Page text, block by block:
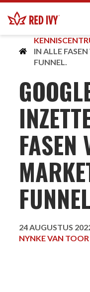
IN ALLE
FUNNEL.
FASEN
FUNNEL
24 AUGUSTUS
NYNKE VAN TOOR